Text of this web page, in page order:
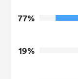
6
2
77%
19%